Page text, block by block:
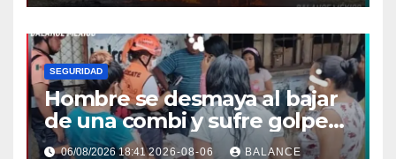
SEGURIDAD
Hombre se desmaya al bajar
de una combi y sufre golpe
en la cabeza en Tapachula
06/08/2026 18:412026-08-06 BALANCE